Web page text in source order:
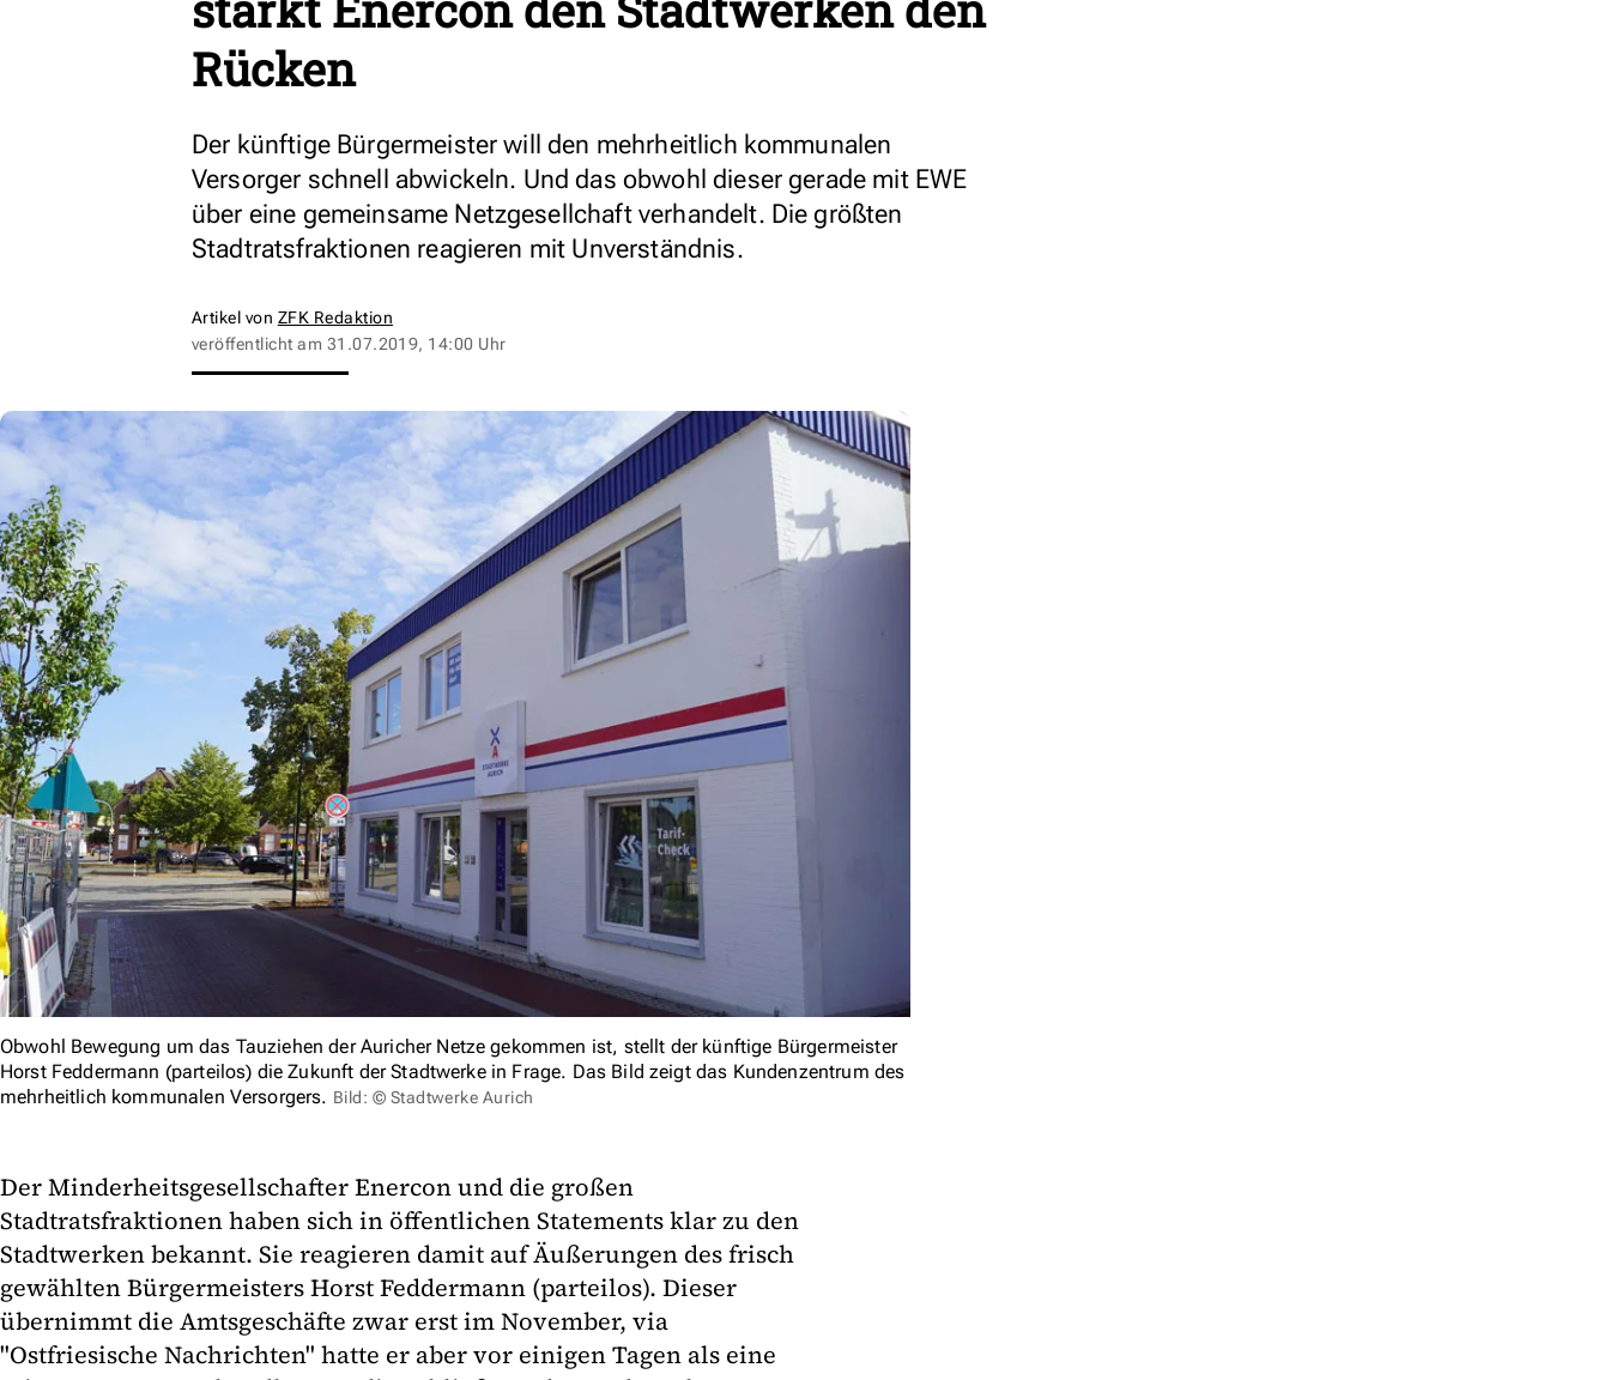
Rücken
Der künftige Bürgermeister will den mehrheitlich kommunalen
Versorger schnell abwickeln. Und das obwohl dieser gerade mit EWE
über eine gemeinsame Netzgesellchaft verhandelt. Die größten
Stadtratsfraktionen reagieren mit Unverständnis.
Artikel von ZFK Redaktion
veröffentlicht am 31.07.2019, 14:00 Uhr
Obwohl Bewegung um das Tauziehen der Auricher Netze gekommen ist, stellt der künftige Bürgermeister
Horst Feddermann (parteilos) die Zukunft der Stadtwerke in Frage. Das Bild zeigt das Kundenzentrum des
mehrheitlich kommunalen Versorgers. Bild: © Stadtwerke Aurich
Der Minderheitsgesellschafter Enercon und die großen
Stadtratsfraktionen haben sich in öffentlichen Statements klar zu den
Stadtwerken bekannt. Sie reagieren damit auf Äußerungen des frisch
gewählten Bürgermeisters Horst Feddermann (parteilos). Dieser
übernimmt die Amtsgeschäfte zwar erst im November, via
"Ostfriesische Nachrichten" hatte er aber vor einigen Tagen als eine